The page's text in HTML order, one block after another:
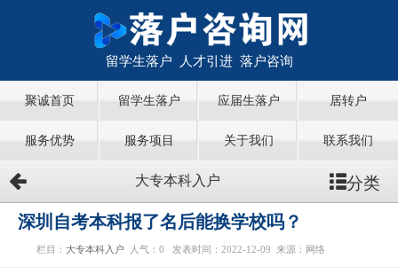
留学生落户 人才引进 落户咨询
聚诚首页 留学生落户 应届生落户 居转户
服务优势 服务项目 关于我们 联系我们
大专本科入户 分类
深圳自考本科报了名后能换学校吗？
栏目： 大专本科入户 人气： 0 发表时间：2022-12-09 来源：网络